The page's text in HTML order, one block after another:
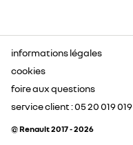
informations légales
cookies
foire aux questions
service client : 05 20 019 019
© Renault 2017 - 2026